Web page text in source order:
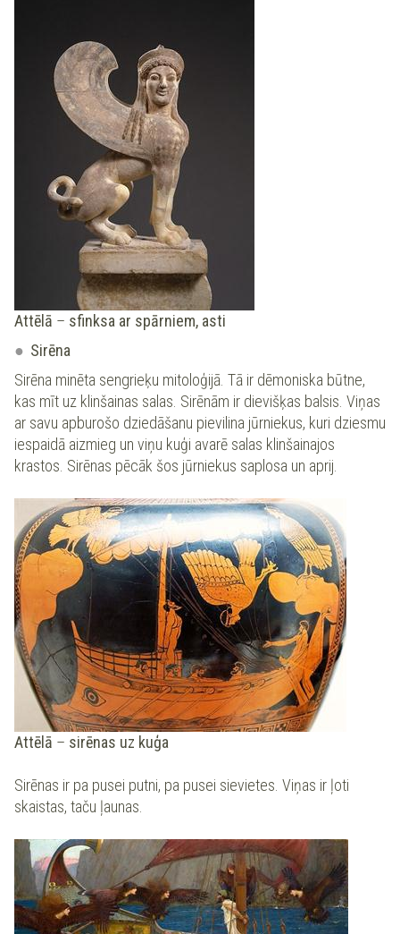
Attēlā – sfinksa ar spārniem, asti
Sirēna
Sirēna minēta sengrieķu mitoloģijā. Tā ir dēmoniska būtne,
kas mīt uz klinšainas salas. Sirēnām ir dievišķas balsis. Viņas
ar savu apburošo dziedāšanu pievilina jūrniekus, kuri dziesmu
iespaidā aizmieg un viņu kuģi avarē salas klinšainajos
krastos. Sirēnas pēcāk šos jūrniekus saplosa un aprij.
Attēlā – sirēnas uz kuģa
Sirēnas ir pa pusei putni, pa pusei sievietes. Viņas ir ļoti
skaistas, taču ļaunas.